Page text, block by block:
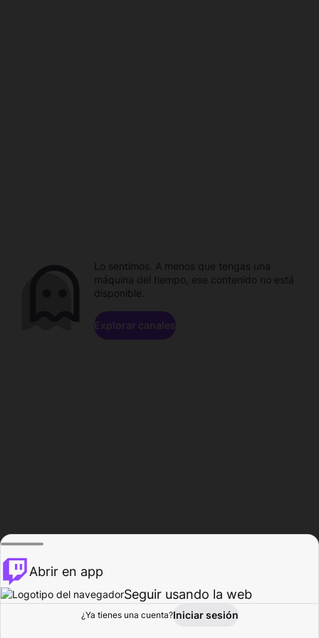
Explorar Actividad
Lo sentimos. A menos que tengas una
máquina del tiempo, ese contenido no está
disponible.
Explorar canales
Abrir en app
Seguir usando la web
¿Ya tienes una cuenta?Iniciar sesión